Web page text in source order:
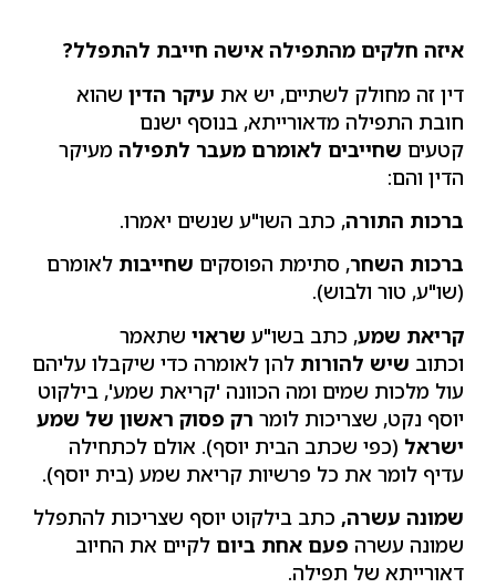
איזה חלקים מהתפילה אישה חייבת להתפלל?
דין זה מחולק לשתיים, יש את עיקר הדין שהוא
חובת התפילה מדאורייתא, בנוסף ישנם
קטעים שחייבים לאומרם מעבר לתפילה מעיקר
הדין והם:
ברכות התורה, כתב השו"ע שנשים יאמרו.
ברכות השחר, סתימת הפוסקים שחייבות לאומרם
(שו"ע, טור ולבוש).
קריאת שמע, כתב בשו"ע שראוי שתאמר
וכתוב שיש להורות להן לאומרה כדי שיקבלו עליהם
עול מלכות שמים ומה הכוונה 'קריאת שמע', בילקוט
יוסף נקט, שצריכות לומר רק פסוק ראשון של שמע
ישראל (כפי שכתב הבית יוסף). אולם לכתחילה
עדיף לומר את כל פרשיות קריאת שמע (בית יוסף).
שמונה עשרה, כתב בילקוט יוסף שצריכות להתפלל
שמונה עשרה פעם אחת ביום לקיים את החיוב
דאורייתא של תפילה.